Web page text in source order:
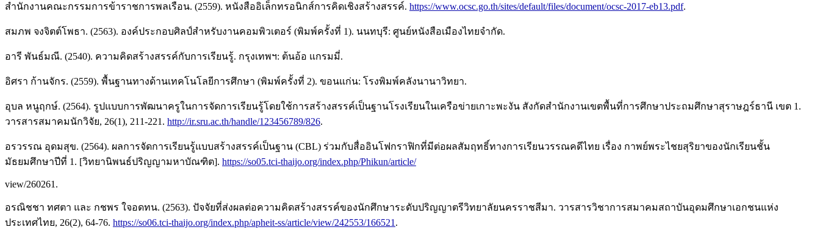
สำนักงานคณะกรรมการข้าราชการพลเรือน. (2559). หนังสืออิเล็กทรอนิกส์การคิดเชิงสร้างสรรค์. https://www.ocsc.go.th/sites/default/files/document/ocsc-2017-eb13.pdf.
สมภพ จงจิตต์โพธา. (2563). องค์ประกอบศิลป์สำหรับงานคอมพิวเตอร์ (พิมพ์ครั้งที่ 1). นนทบุรี: ศูนย์หนังสือเมืองไทยจำกัด.
อารี พันธ์มณี. (2540). ความคิดสร้างสรรค์กับการเรียนรู้. กรุงเทพฯ: ต้นอ้อ แกรมมี่.
อิศรา ก้านจักร. (2559). พื้นฐานทางด้านเทคโนโลยีการศึกษา (พิมพ์ครั้งที่ 2). ขอนแก่น: โรงพิมพ์คลังนานาวิทยา.
อุบล หนูฤกษ์. (2564). รูปแบบการพัฒนาครูในการจัดการเรียนรู้โดยใช้การสร้างสรรค์เป็นฐานโรงเรียนในเครือข่ายเกาะพะงัน สังกัดสำนักงานเขตพื้นที่การศึกษาประถมศึกษาสุราษฎร์ธานี เขต 1.
วารสารสมาคมนักวิจัย, 26(1), 211-221. http://ir.sru.ac.th/handle/123456789/826.
อรวรรณ อุดมสุข. (2564). ผลการจัดการเรียนรู้แบบสร้างสรรค์เป็นฐาน (CBL) ร่วมกับสื่ออินโฟกราฟิกที่มีต่อผลสัมฤทธิ์ทางการเรียนวรรณคดีไทย เรื่อง กาพย์พระไชยสุริยาของนักเรียนชั้น
มัธยมศึกษาปีที่ 1. [วิทยานิพนธ์ปริญญามหาบัณฑิต]. https://so05.tci-thaijo.org/index.php/Phikun/article/
view/260261.
อรณิชชา ทศตา และ กชพร ใจอดทน. (2563). ปัจจัยที่ส่งผลต่อความคิดสร้างสรรค์ของนักศึกษาระดับปริญญาตรีวิทยาลัยนครราชสีมา. วารสารวิชาการสมาคมสถาบันอุดมศึกษาเอกชนแห่ง
ประเทศไทย, 26(2), 64-76. https://so06.tci-thaijo.org/index.php/apheit-ss/article/view/242553/166521 .